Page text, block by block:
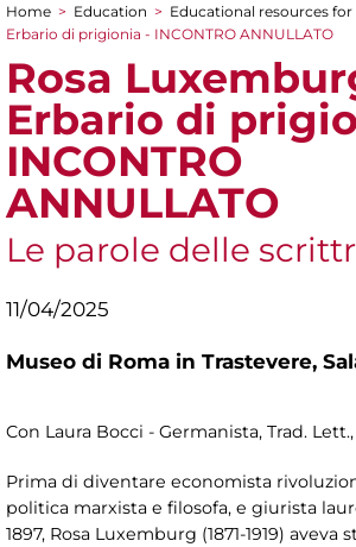
You are here
Home > Education > Educational resources for
Erbario di prigionia - INCONTRO ANNULLATO
Rosa
Erbario di
INCONTRO
ANNULLATO
Le parole delle
11/04/2025
Museo di Roma in Trastevere,
Con Laura Bocci - Germanista, Trad.
Prima di diventare economista
politica marxista e filosofa, e giurista
1897, Rosa Luxemburg (1871-1919)